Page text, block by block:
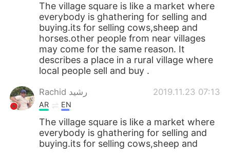
The village square is like a market where
everybody is ghathering for selling and
buying.its for selling cows,sheep and
horses.other people from near villages
may come for the same reason. It
describes a place in a rural village where
local people sell and buy .
Rachid رشيد 2019.11.23 07:13
AR EN
The village square is like a market where
everybody is ghathering for selling and
buying.its for selling cows,sheep and